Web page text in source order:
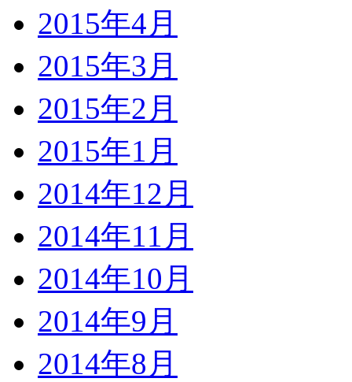
2015年4月
2015年3月
2015年2月
2015年1月
2014年12月
2014年11月
2014年10月
2014年9月
2014年8月